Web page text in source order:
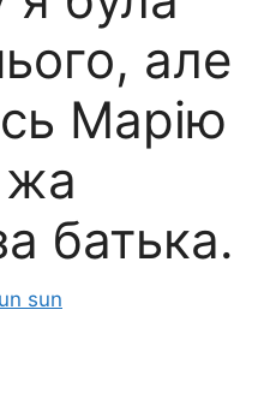
але
Марію
батька.
sun